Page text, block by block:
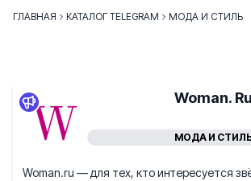
ГЛАВНАЯ КАТАЛОГ TELEGRAM МОДА И СТИЛЬ
Woman. Ru
МОДА И
Woman.ru — для тех, кто интересуется